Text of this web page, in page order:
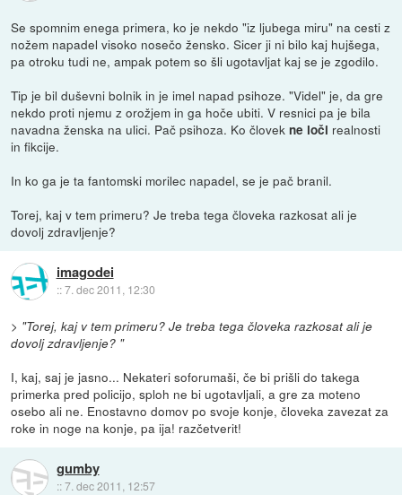
Se spomnim enega primera, ko je nekdo "iz ljubega miru" na cesti z
nožem napadel visoko nosečo žensko. Sicer ji ni bilo kaj hujšega,
pa otroku tudi ne, ampak potem so šli ugotavljat kaj se je zgodilo.
Tip je bil duševni bolnik in je imel napad psihoze. "Videl" je, da gre
nekdo proti njemu z orožjem in ga hoče ubiti. V resnici pa je bila
navadna ženska na ulici. Pač psihoza. Ko človekne loči realnosti
in fikcije.
In ko ga je ta fantomski morilec napadel, se je pač branil.
Torej, kaj v tem primeru? Je treba tega človeka razkosat ali je
dovolj zdravljenje?
imagodei
::7. dec 2011, 12:30
> "Torej, kaj v tem primeru? Je treba tega človeka razkosat ali je
dovolj zdravljenje? "
I, kaj, saj je jasno... Nekateri soforumaši, če bi prišli do takega
primerka pred policijo, sploh ne bi ugotavljali, a gre za moteno
osebo ali ne. Enostavno domov po svoje konje, človeka zavezat za
roke in noge na konje, pa ija! razčetverit!
gumby
::7. dec 2011, 12:57